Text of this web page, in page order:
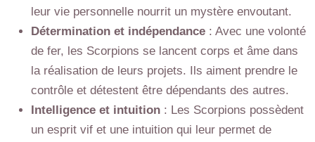
leur vie personnelle nourrit un mystère envoutant.
Détermination et indépendance : Avec une volonté
de fer, les Scorpions se lancent corps et âme dans
la réalisation de leurs projets. Ils aiment prendre le
contrôle et détestent être dépendants des autres.
Intelligence et intuition : Les Scorpions possèdent
un esprit vif et une intuition qui leur permet de